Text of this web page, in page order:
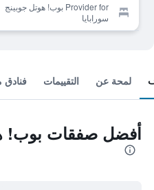
Provider for بوب! هوتل جوبينج
سورابايا
لمحة عن التقييمات فنادق
أفضل صفقات بوب!